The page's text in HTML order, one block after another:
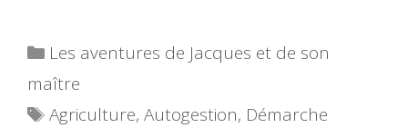
Catégories
Les aventures de Jacques et de son
maître
Étiquettes
Agriculture,Autogestion, Démarche